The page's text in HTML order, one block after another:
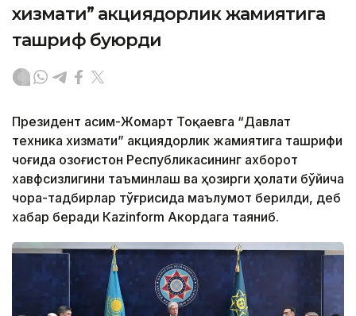
хизмати” акциядорлик жамиятига
ташриф буюрди
Президент Қасим-Жомарт Тоқаевга “Давлат
техника хизмати” акциядорлик жамиятига ташрифи
чоғида Қозоғистон Республикасининг ахборот
хавфсизлигини таъминлаш ва ҳозирги ҳолати бўйича
чора-тадбирлар тўғрисида маълумот берилди, деб
хабар беради Каzinform Акордага таяниб.